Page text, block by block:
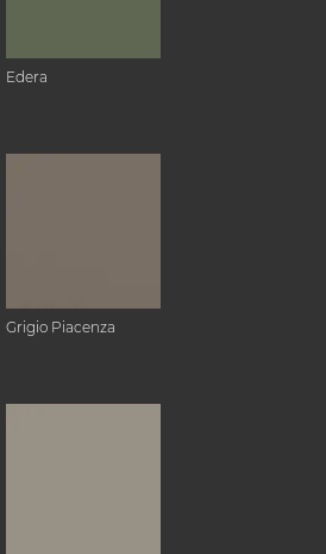
Edera
Grigio Piacenza